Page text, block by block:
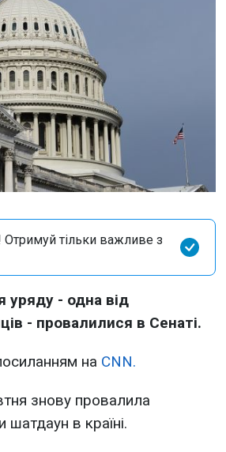
тільки важливе з
уряду - одна від
- провалилися в Сенаті.
на CNN.
знову провалила
в країні.